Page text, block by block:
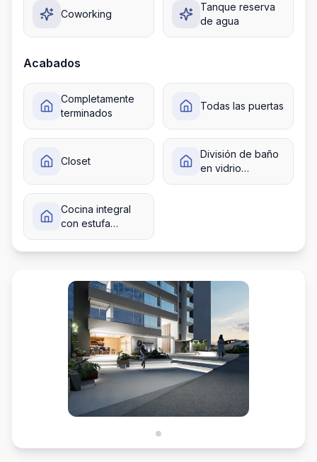
Coworking
Tanque reserva
de agua
Acabados
Completamente
terminados
Todas las puertas
Closet
División de baño
en vidrio
templado
Cocina integral
con estufa
empotrada